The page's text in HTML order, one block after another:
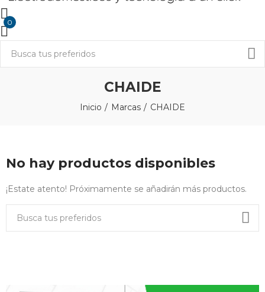
0
CHAIDE
Inicio Marcas CHAIDE
No hay productos disponibles
¡Estate atento! Próximamente se añadirán más productos.